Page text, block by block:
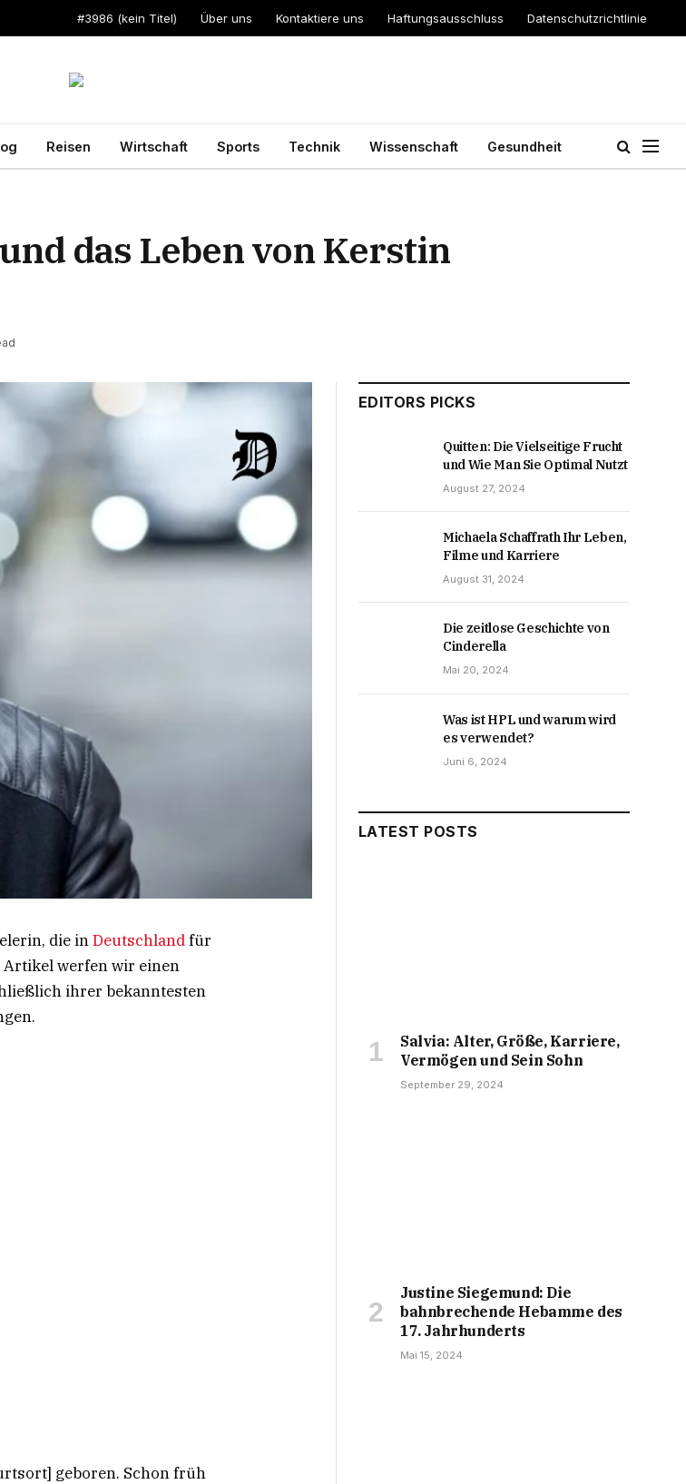
#3986 (kein Titel) Über uns Kontaktiere uns Haftungsausschluss Datenschutzrichtlinie
Reisen Wirtschaft Sports Technik Wissenschaft Gesundheit
das Leben von Kerstin
die inDeutschlandfür
werfen wir einen
ihrer bekanntesten
geboren. Schon früh
EDITORS PICKS
Quitten: Die Vielseitige Frucht
und Wie Man Sie Optimal Nutzt
August 27, 2024
Michaela Schaffrath Ihr Leben,
Filme und Karriere
August 31, 2024
Die zeitlose Geschichte von
Cinderella
Mai 20, 2024
Was ist HPL und warum wird
es verwendet?
Juni 6, 2024
LATEST POSTS
Salvia: Alter, Größe, Karriere,
Vermögen und Sein Sohn
September 29, 2024
Justine Siegemund: Die
bahnbrechende Hebamme des
17. Jahrhunderts
Mai 15, 2024